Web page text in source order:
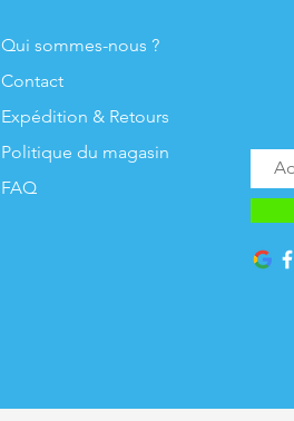
Qui sommes-nous ?
Contact
Expédition & Retours
Politique du magasin
FAQ